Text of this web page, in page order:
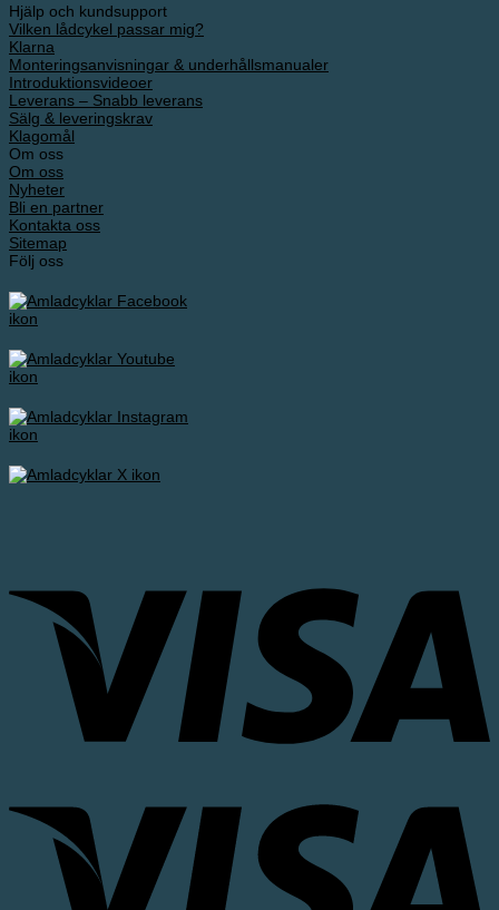
Hjälp och kundsupport
Vilken lådcykel passar mig?
Klarna
Monteringsanvisningar & underhållsmanualer
Introduktionsvideoer
Leverans – Snabb leverans
Sälg & leveringskrav
Klagomål
Om oss
Om oss
Nyheter
Bli en partner
Kontakta oss
Sitemap
Följ oss